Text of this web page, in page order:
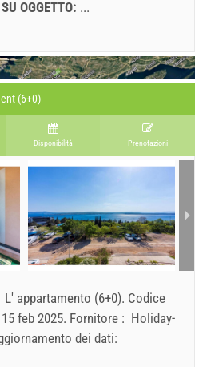
OGGETTO: ...
(6+0)
Disponibilità Prenotazioni
L' appartamento (6+0). Codice
15 feb 2025. Fornitore : Holiday-
dei dati: